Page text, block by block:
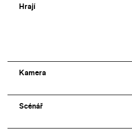
Hrají
Kamera
Scénář